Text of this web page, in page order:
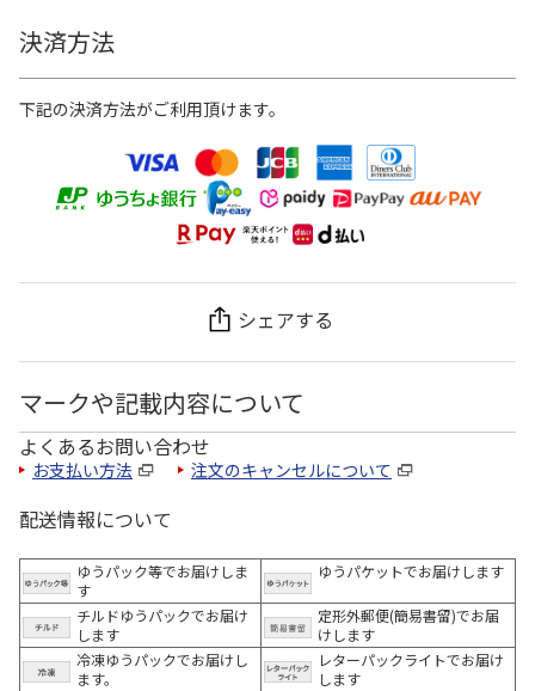
決済方法
下記の決済方法がご利用頂けます。
シェアする
マークや記載内容について
よくあるお問い合わせ
お支払い方法 注文のキャンセルについて
配送情報について
ゆうパック等でお届けしま
す
ゆうパケットでお届けします
チルドゆうパックでお届け
します
定形外郵便(簡易書留)でお届
けします
冷凍ゆうパックでお届けし
ます。
レターパックライトでお届け
します